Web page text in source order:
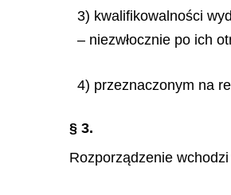
3) kwalifikowalności
– niezwłocznie po ich
4) przeznaczonym na
§ 3.
Rozporządzenie